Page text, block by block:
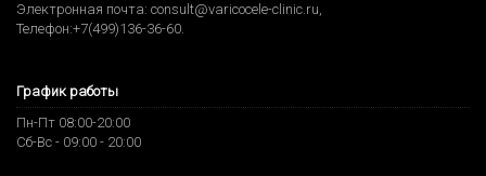
Электронная почта: consult@varicocele-clinic.ru,
Телефон:+7(499)136-36-60.
График работы
Пн-Пт 08:00-20:00
Сб-Вс - 09:00 - 20:00